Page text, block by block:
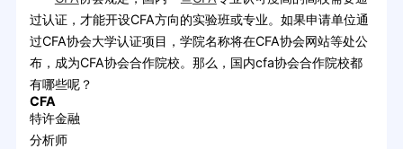
过认证，才能开设CFA方向的实验班或专业。如果申请单位通
过CFA协会大学认证项目，学院名称将在CFA协会网站等处公
布，成为CFA协会合作院校。那么，国内cfa协会合作院校都
有哪些呢？
CFA
特许金融
分析师